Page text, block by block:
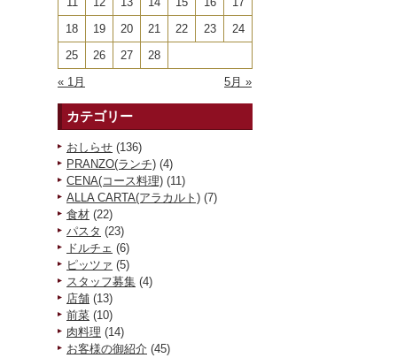
« 1月 5月 »
18
19 20 21 22 23
24
25
26 27 28
カテゴリー
おしらせ (136)
PRANZO(ランチ) (4)
CENA(コース料理) (11)
ALLA CARTA(アラカルト) (7)
食材 (22)
パスタ (23)
ドルチェ (6)
ピッツァ (5)
スタッフ募集 (4)
店舗 (13)
前菜 (10)
肉料理 (14)
お客様の御紹介 (45)